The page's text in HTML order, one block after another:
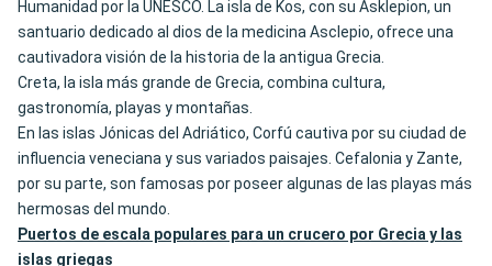
Humanidad por la UNESCO. La isla de Kos, con su Asklepion, un
santuario dedicado al dios de la medicina Asclepio, ofrece una
cautivadora visión de la historia de la antigua Grecia.
Creta, la isla más grande de Grecia, combina cultura,
gastronomía, playas y montañas.
En las islas Jónicas del Adriático, Corfú cautiva por su ciudad de
influencia veneciana y sus variados paisajes. Cefalonia y Zante,
por su parte, son famosas por poseer algunas de las playas más
hermosas del mundo.
Puertos de escala populares para un crucero por Grecia y las
islas griegas